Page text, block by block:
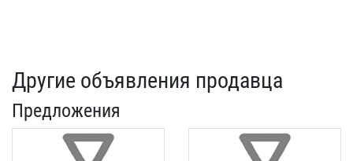
Другие объявления продавца
Предложения